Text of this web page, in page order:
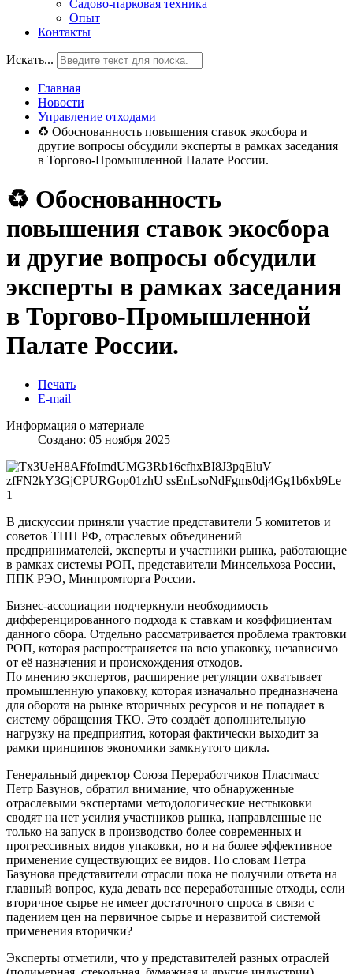
Садово-парковая техника
Опыт
Контакты
Искать...
Главная
Новости
Управление отходами
♻ Обоснованность повышения ставок экосбора и
другие вопросы обсудили эксперты в рамках заседания
в Торгово-Промышленной Палате России.
♻ Обоснованность
повышения ставок экосбора
и другие вопросы обсудили
эксперты в рамках заседания
в Торгово-Промышленной
Палате России.
Печать
E-mail
Информация о материале
Создано: 05 ноября 2025
В дискуссии приняли участие представители 5 комитетов и
советов ТПП РФ, отраслевых объединений
предпринимателей, эксперты и участники рынка, работающие
в рамках системы РОП, представители Минсельхоза России,
ППК РЭО, Минпромторга России.
Бизнес-ассоциации подчеркнули необходимость
дифференцированного подхода к ставкам и коэффициентам
данного сбора. Отдельно рассматривается проблема трактовки
РОП, которая распространяется на всю упаковку, независимо
от её назначения и происхождения отходов.
По мнению экспертов, расширение регуляции охватывает
промышленную упаковку, которая изначально предназначена
для оборота на рынке вторичных ресурсов и не попадает в
систему обращения ТКО. Это создаёт дополнительную
нагрузку на предприятия, которая фактически выходит за
рамки принципов экономики замкнутого цикла.
Генеральный директор Союза Переработчиков Пластмасс
Петр Базунов, обратил внимание, что обнаруженные
отраслевыми экспертами методологические нестыковки
сводят на нет усилия участников рынка, направленные не
только на запуск в производство более современных и
прогрессивных видов упаковки, но и на более эффективное
применение существующих ее видов. По словам Петра
Базунова представители отрасли пока не получили ответа на
главный вопрос, куда девать все переработанные отходы, если
вторичное сырье не имеет достаточного спроса в связи с
падением цен на первичное сырье и неразвитой системой
применения вторички?
Эксперты отметили, что у представителей разных отраслей